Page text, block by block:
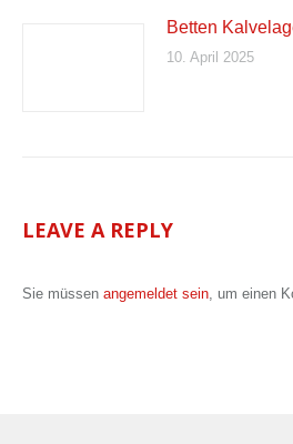
Betten
10. April 2025
LEAVE A REPLY
Sie müssen angemeldet sein, um einen